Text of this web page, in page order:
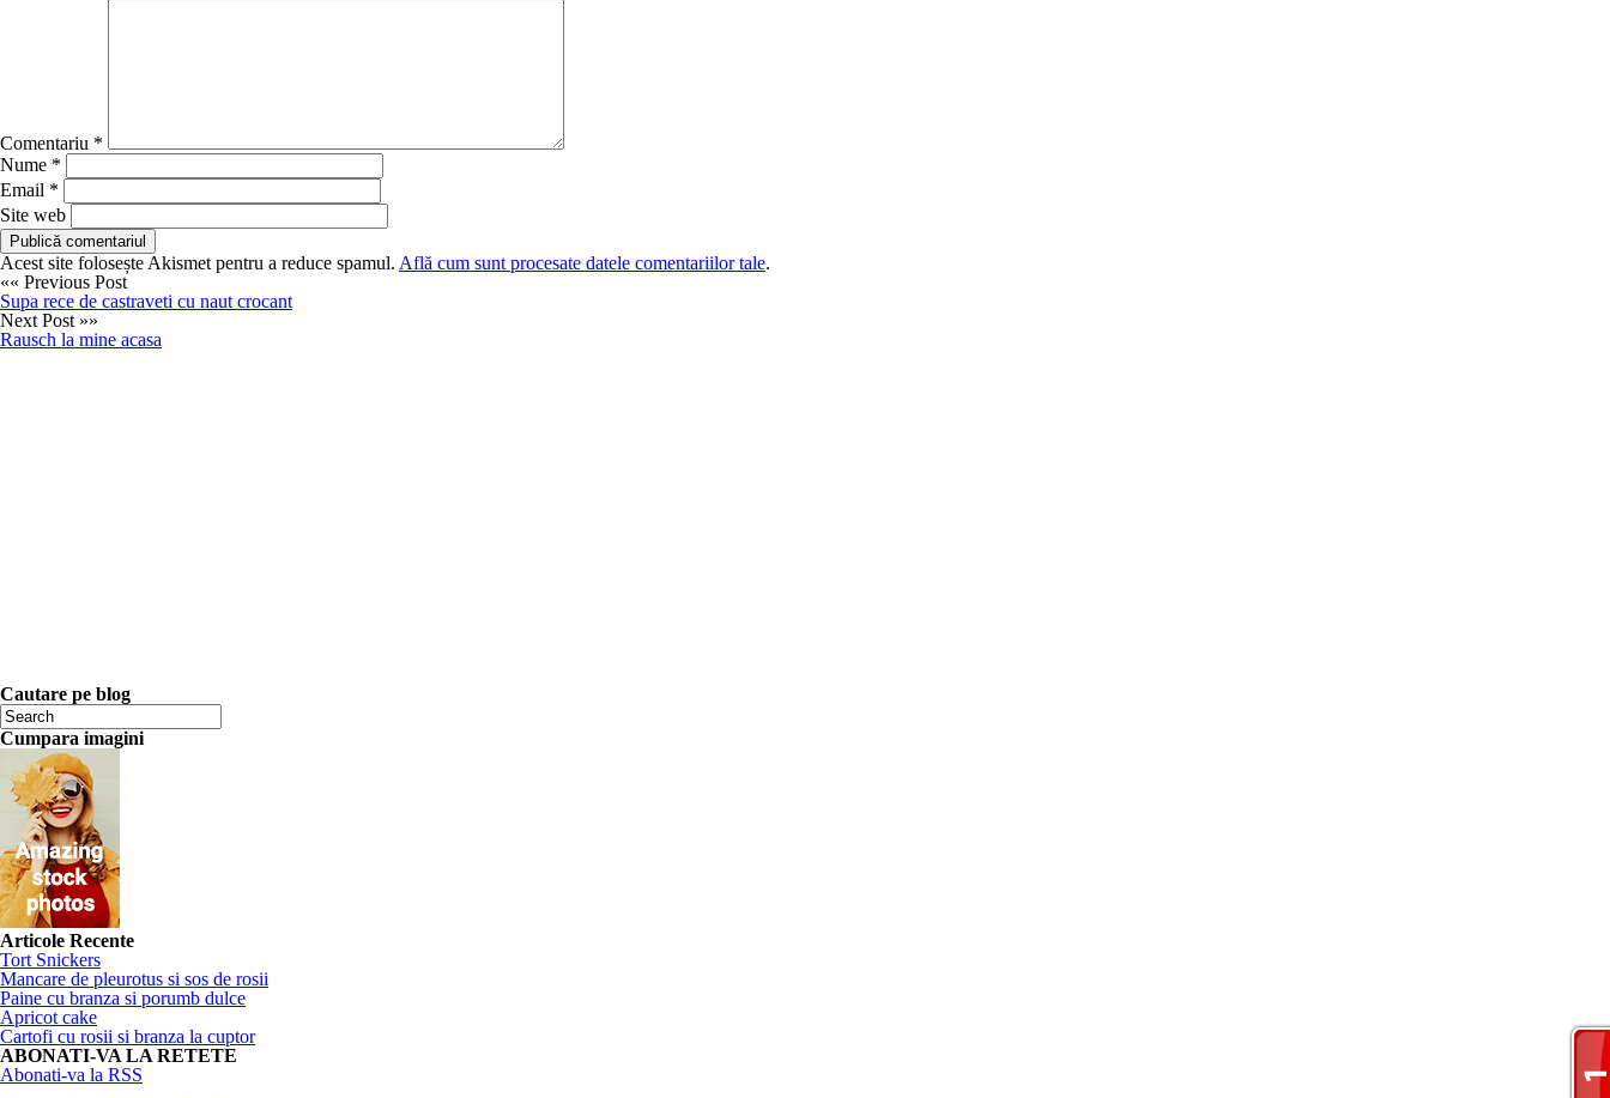
Comentariu *
Nume *
Email *
Site web
Acest site folosește Akismet pentru a reduce spamul. Află cum sunt procesate datele comentariilor tale.
«« Previous Post
Supa rece de castraveti cu naut crocant
Next Post »»
Rausch la mine acasa
Cautare pe blog
Cumpara imagini
Articole Recente
Tort Snickers
Mancare de pleurotus si sos de rosii
Paine cu branza si porumb dulce
Apricot cake
Cartofi cu rosii si branza la cuptor
ABONATI-VA LA RETETE
Abonati-va la RSS